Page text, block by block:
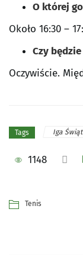
O której
Około 16:30 –
Czy
Oczywiście.
Tags Iga
1148
Tenis